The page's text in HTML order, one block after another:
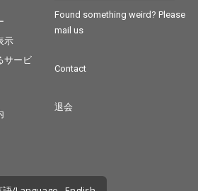
示
サービ
Found something weird? Please
mail us
Contact
退会